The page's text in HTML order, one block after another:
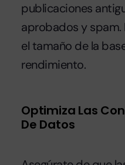
publicaciones
aprobados y spam.
el tamaño de la
rendimiento.
Optimiza Las
De Datos